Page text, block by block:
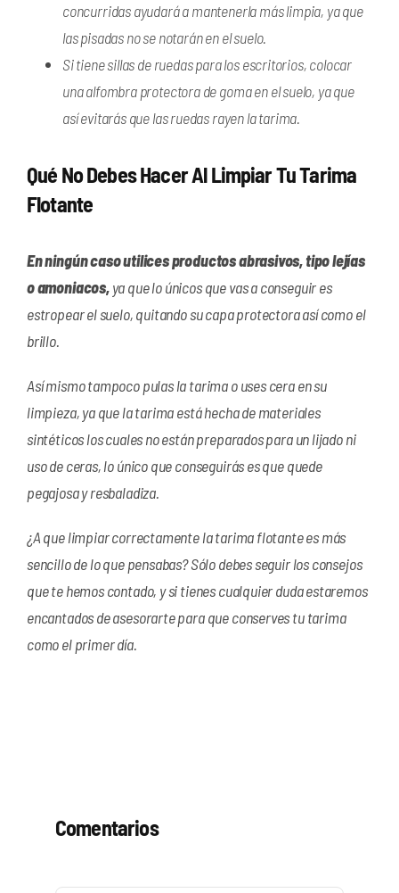
concurridas ayudará a mantenerla más limpia, ya que
las pisadas no se notarán en el suelo.
Si tiene sillas de ruedas para los escritorios, colocar
una alfombra protectora de goma en el suelo, ya que
así evitarás que las ruedas rayen la tarima.
Qué No Debes Hacer Al Limpiar Tu Tarima
Flotante
En ningún caso utilices productos abrasivos, tipo lejías
o amoniacos,ya que lo únicos que vas a conseguir es
estropear el suelo, quitando su capa protectora así como el
brillo.
Así mismo tampoco pulas la tarima o uses cera en su
limpieza, ya que la tarima está hecha de materiales
sintéticos los cuales no están preparados para un lijado ni
uso de ceras, lo único que conseguirás es que quede
pegajosa y resbaladiza.
¿A que limpiar correctamente la tarima flotante es más
sencillo de lo que pensabas? Sólo debes seguir los consejos
que te hemos contado, y si tienes cualquier duda estaremos
encantados de asesorarte para que conserves tu tarima
como el primer día.
Comentarios